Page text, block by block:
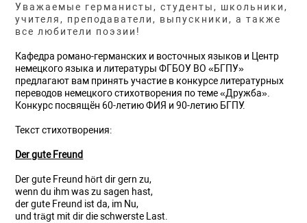
Уважаемые германисты, студенты, школьники,
учителя, преподаватели, выпускники, а также
все любители поэзии!
Кафедра романо-германских и восточных языков и Центр
немецкого языка и литературы ФГБОУ ВО «БГПУ»
предлагают вам принять участие в конкурсе литературных
переводов немецкого стихотворения по теме «Дружба».
Конкурс посвящён 60-летию ФИЯ и 90-летию БГПУ.
Текст стихотворения:
Der gute Freund
Der gute Freund hört dir gern zu,
wenn du ihm was zu sagen hast,
der gute Freund ist da, im Nu,
und trägt mit dir die schwerste Last.